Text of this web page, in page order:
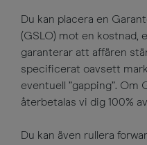
Du kan placera en
(GSLO) mot en kostnad,
garanterar att affären
specificerat oavsett
eventuell ”gapping”. Om
återbetalas vi dig 100%
Du kan även rullera